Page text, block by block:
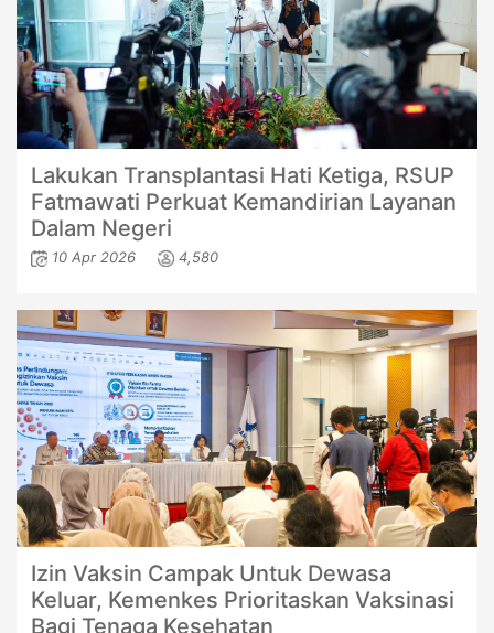
Lakukan Transplantasi Hati Ketiga, RSUP
Fatmawati Perkuat Kemandirian Layanan
Dalam Negeri
10 Apr 2026 4,580
Izin Vaksin Campak Untuk Dewasa
Keluar, Kemenkes Prioritaskan Vaksinasi
Bagi Tenaga Kesehatan